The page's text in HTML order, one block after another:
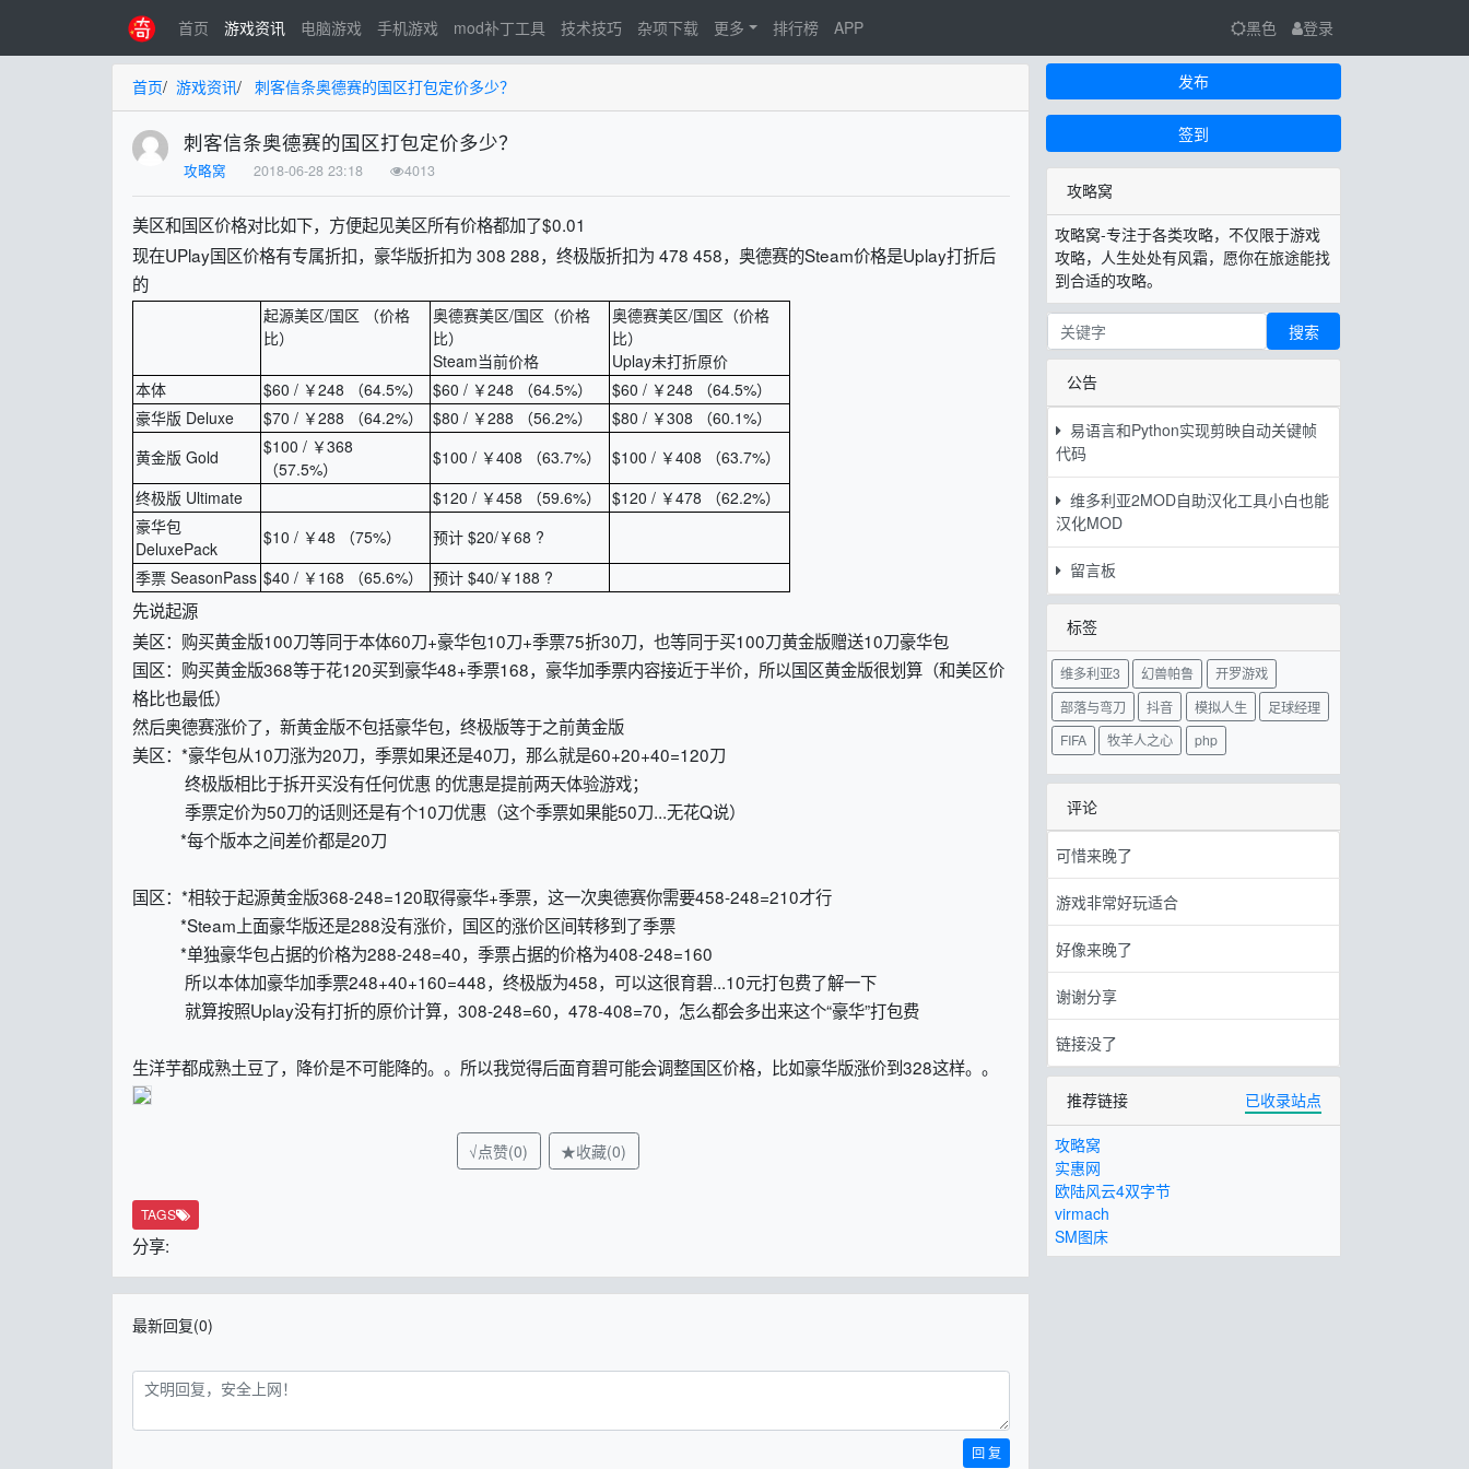
首页 游戏资讯 电脑游戏 手机游戏 mod补丁工具 技术技巧 杂项下载 更多 排行榜 APP 黑色 登录
首页/ 游戏资讯/ 刺客信条奥德赛的国区打包定价多少？
刺客信条奥德赛的国区打包定价多少？
攻略窝 2018-06-28 23:18 4013
美区和国区价格对比如下，方便起见美区所有价格都加了$0.01
现在UPlay国区价格有专属折扣，豪华版折扣为 308 288，终极版折扣为 478 458，奥德赛的Steam价格是Uplay打折后
的
起源美区/国区 （价格
比）
奥德赛美区/国区（价格
比）
Steam当前价格
奥德赛美区/国区（价格
比）
Uplay未打折原价
本体
$60 / ￥248 （64.5%） $60 / ￥248 （64.5%）
$60 / ￥248 （64.5%）
豪华版 Deluxe
$70 / ￥288 （64.2%） $80 / ￥288 （56.2%）
$80 / ￥308 （60.1%）
黄金版 Gold
$100 / ￥368
（57.5%）
$100 / ￥408 （63.7%）
$100 / ￥408 （63.7%）
终极版 Ultimate
$120 / ￥458 （59.6%）
$120 / ￥478 （62.2%）
豪华包
DeluxePack
$10 / ￥48 （75%）
预计 $20/￥68 ?
季票 SeasonPass $40 / ￥168 （65.6%） 预计 $40/￥188 ?
先说起源
美区：购买黄金版100刀等同于本体60刀+豪华包10刀+季票75折30刀，也等同于买100刀黄金版赠送10刀豪华包
国区：购买黄金版368等于花120买到豪华48+季票168，豪华加季票内容接近于半价，所以国区黄金版很划算（和美区价
格比也最低）
然后奥德赛涨价了，新黄金版不包括豪华包，终极版等于之前黄金版
美区：*豪华包从10刀涨为20刀，季票如果还是40刀，那么就是60+20+40=120刀
终极版相比于拆开买没有任何优惠 的优惠是提前两天体验游戏；
季票定价为50刀的话则还是有个10刀优惠（这个季票如果能50刀...无花Q说）
*每个版本之间差价都是20刀
国区：*相较于起源黄金版368-248=120取得豪华+季票，这一次奥德赛你需要458-248=210才行
*Steam上面豪华版还是288没有涨价，国区的涨价区间转移到了季票
*单独豪华包占据的价格为288-248=40，季票占据的价格为408-248=160
所以本体加豪华加季票248+40+160=448，终极版为458，可以这很育碧...10元打包费了解一下
就算按照Uplay没有打折的原价计算，308-248=60，478-408=70，怎么都会多出来这个“豪华”打包费
生洋芋都成熟土豆了，降价是不可能降的。。所以我觉得后面育碧可能会调整国区价格，比如豪华版涨价到328这样。。
√点赞(0) ★收藏(0)
TAGS
分享:
最新回复(0)
回 复
发布
签到
攻略窝
攻略窝-专注于各类攻略，不仅限于游戏
攻略，人生处处有风霜，愿你在旅途能找
到合适的攻略。
搜索
公告
易语言和Python实现剪映自动关键帧
代码
维多利亚2MOD自助汉化工具小白也能
汉化MOD
留言板
标签
维多利亚3 幻兽帕鲁
开罗游戏
部落与弯刀
抖音 模拟人生
足球经理
FIFA
牧羊人之心 php
评论
可惜来晚了
游戏非常好玩适合
好像来晚了
谢谢分享
链接没了
推荐链接 已收录站点
攻略窝
实惠网
欧陆风云4双字节
virmach
SM图床